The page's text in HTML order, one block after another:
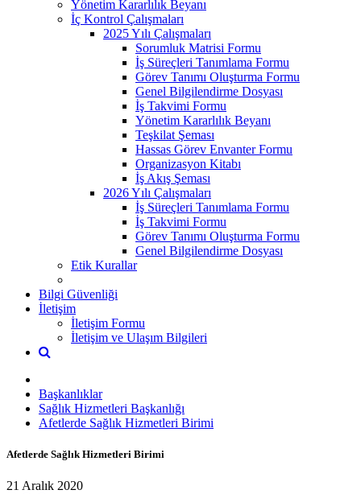
Yönetim Kararlılık Beyanı
İç Kontrol Çalışmaları
2025 Yılı Çalışmaları
Sorumluk Matrisi Formu
İş Süreçleri Tanımlama Formu
Görev Tanımı Oluşturma Formu
Genel Bilgilendirme Dosyası
İş Takvimi Formu
Yönetim Kararlılık Beyanı
Teşkilat Şeması
Hassas Görev Envanter Formu
Organizasyon Kitabı
İş Akış Şeması
2026 Yılı Çalışmaları
İş Süreçleri Tanımlama Formu
İş Takvimi Formu
Görev Tanımı Oluşturma Formu
Genel Bilgilendirme Dosyası
Etik Kurallar
Bilgi Güvenliği
İletişim
İletişim Formu
İletişim ve Ulaşım Bilgileri
Başkanlıklar
Sağlık Hizmetleri Başkanlığı
Afetlerde Sağlık Hizmetleri Birimi
Afetlerde Sağlık Hizmetleri Birimi
21 Aralık 2020